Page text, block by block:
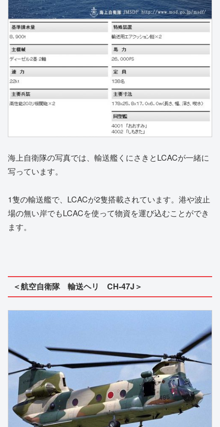
海上自衛隊の写真では、輸送艦くにさきとLCACが一緒に
写っています。
1隻の輸送艦で、LCACが2隻搭載されています。港や波止
場の無い岸でもLCACを使って物資を運び込むことができ
ます。
＜航空自衛隊 輸送ヘリ CH-47J＞